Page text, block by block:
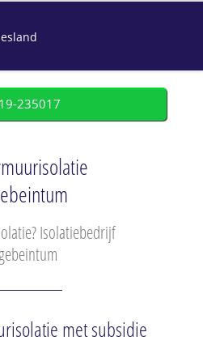
235017
Isolatiebedrijf
met subsidie